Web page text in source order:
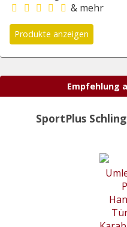
& mehr
Empfehlung
SportPlus